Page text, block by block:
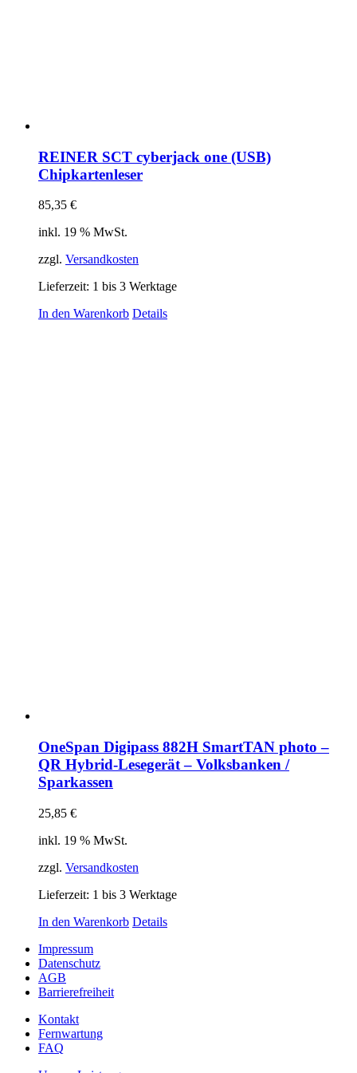
REINER SCT cyberjack one (USB)
Chipkartenleser
85,35 €
inkl. 19 % MwSt.
zzgl. Versandkosten
Lieferzeit: 1 bis 3 Werktage
In den Warenkorb Details
OneSpan Digipass 882H SmartTAN photo –
QR Hybrid-Lesegerät – Volksbanken /
Sparkassen
25,85 €
inkl. 19 % MwSt.
zzgl. Versandkosten
Lieferzeit: 1 bis 3 Werktage
In den Warenkorb Details
Impressum
Datenschutz
AGB
Barrierefreiheit
Kontakt
Fernwartung
FAQ